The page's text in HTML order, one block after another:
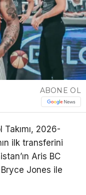
Youtube
Pinterest
Telegram
ABONE OL
Takımı, 2026-
ilk transferini
Aris BC
Jones ile